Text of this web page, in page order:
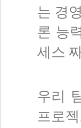
는 경
론 능
세스
우리
프로